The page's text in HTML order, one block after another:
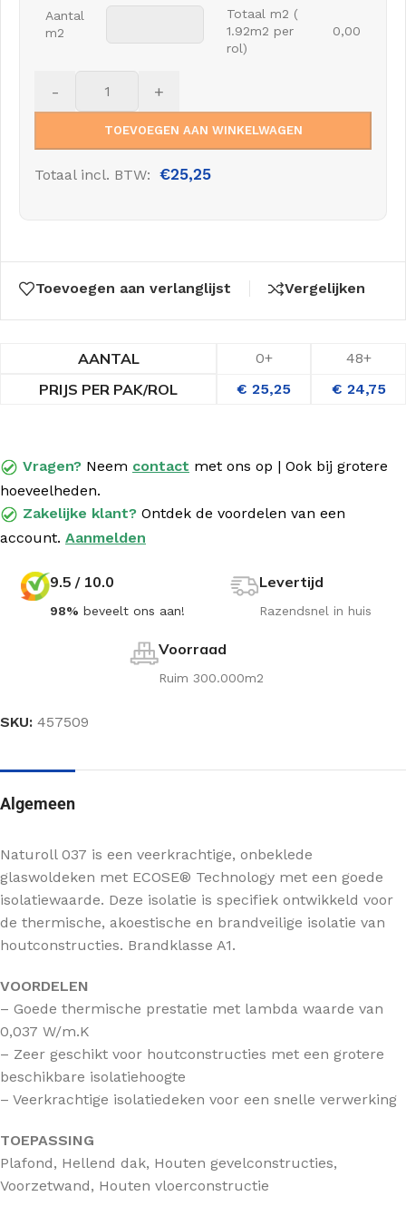
Aantal
m2
Totaal m2 (
1.92m2 per
rol)
0,00
- +
TOEVOEGEN AAN WINKELWAGEN
Totaal incl. BTW: €25,25
Toevoegen aan verlanglijst Vergelijken
AANTAL 0+ 48+
PRIJS PER PAK/ROL € 25,25 € 24,75
Vragen? Neem contact met ons op | Ook bij grotere
hoeveelheden.
Zakelijke klant? Ontdek de voordelen van een
account. Aanmelden
9.5 / 10.0
98% beveelt ons aan!
Levertijd
Razendsnel in huis
Voorraad
Ruim 300.000m2
SKU: 457509
Algemeen
Naturoll 037 is een veerkrachtige, onbeklede
glaswoldeken met ECOSE® Technology met een goede
isolatiewaarde. Deze isolatie is specifiek ontwikkeld voor
de thermische, akoestische en brandveilige isolatie van
houtconstructies. Brandklasse A1.
VOORDELEN
– Goede thermische prestatie met lambda waarde van
0,037 W/m.K
– Zeer geschikt voor houtconstructies met een grotere
beschikbare isolatiehoogte
– Veerkrachtige isolatiedeken voor een snelle verwerking
TOEPASSING
Plafond, Hellend dak, Houten gevelconstructies,
Voorzetwand, Houten vloerconstructie